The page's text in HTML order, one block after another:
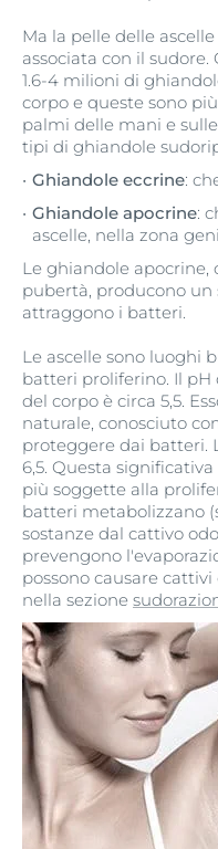
Ma la pelle delle
associata con il
1.6-4 milioni di
corpo e queste sono
palmi delle mani e
tipi di ghiandole
Ghiandole eccrine:
Ghiandole apocrine:
ascelle, nella zona
Le ghiandole apocrine,
pubertà, producono
attraggono i batteri.
Le ascelle sono luoghi
batteri proliferino. Il
del corpo è circa 5,5.
naturale, conosciuto
proteggere dai batteri.
6,5. Questa
più soggette alla
batteri metabolizzano
sostanze dal cattivo
prevengono
possono causare
nella sezione